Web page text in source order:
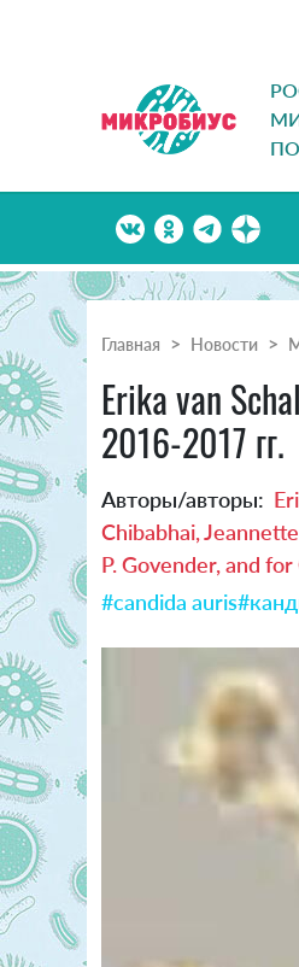
Главная Новости
Erika van
2016-2017 гг.
Авторы/авторы:
Chibabhai,
P. Govender, and for
#candida auris